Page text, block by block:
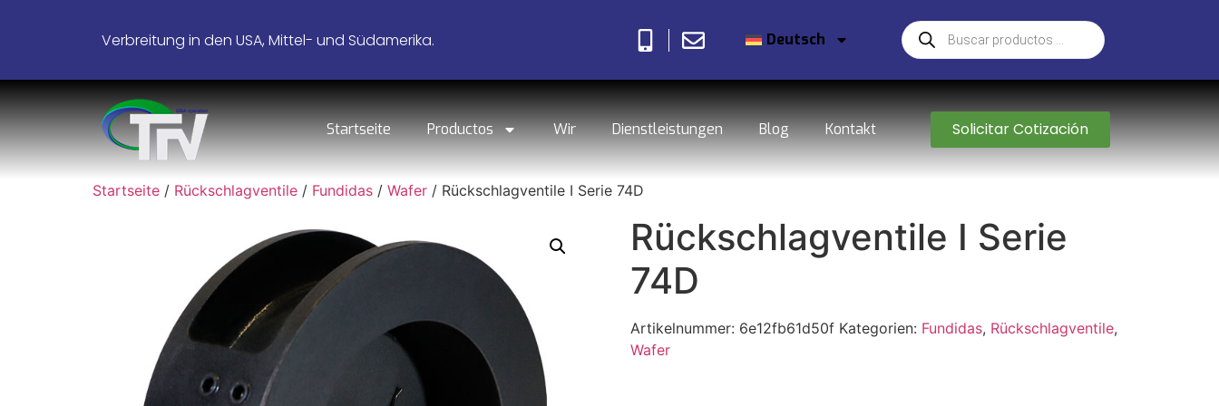
Verbreitung in den USA, Mittel- und Südamerika. Deutsch
Startseite Productos Wir Dienstleistungen Blog Kontakt Solicitar Cotización
Startseite / Rückschlagventile / Fundidas / Wafer / Rückschlagventile I Serie 74D
Rückschlagventile I Serie
74D
Artikelnummer: 6e12fb61d50f Kategorien: Fundidas, Rückschlagventile,
Wafer